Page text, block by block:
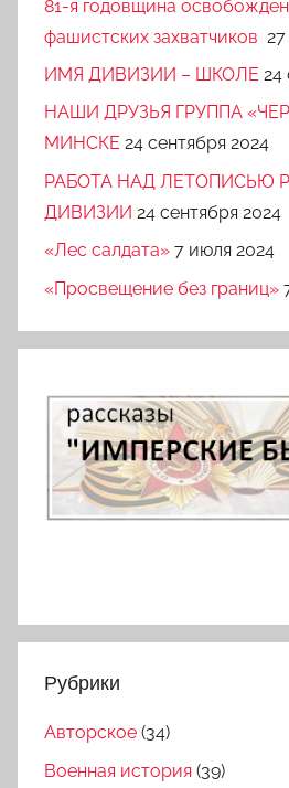
81-я годовщина
фашистских захватчиков
ИМЯ ДИВИЗИИ – ШКОЛЕ 24
НАШИ ДРУЗЬЯ ГРУППА
МИНСКЕ 24 сентября 2024
РАБОТА НАД ЛЕТОПИСЬЮ
ДИВИЗИИ 24 сентября 2024
«Лес салдата» 7 июля 2024
«Просвещение без границ»
Рубрики
Авторское (34)
Военная история (39)